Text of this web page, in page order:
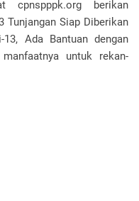
cpnspppk.org berikan
Tunjangan Siap Diberikan
Ada Bantuan dengan
untuk rekan-